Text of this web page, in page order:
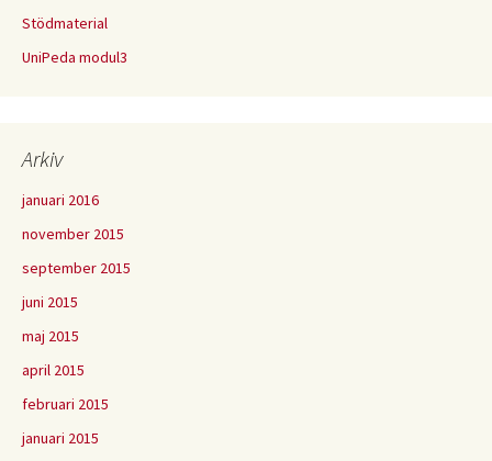
Stödmaterial
UniPeda modul3
Arkiv
januari 2016
november 2015
september 2015
juni 2015
maj 2015
april 2015
februari 2015
januari 2015